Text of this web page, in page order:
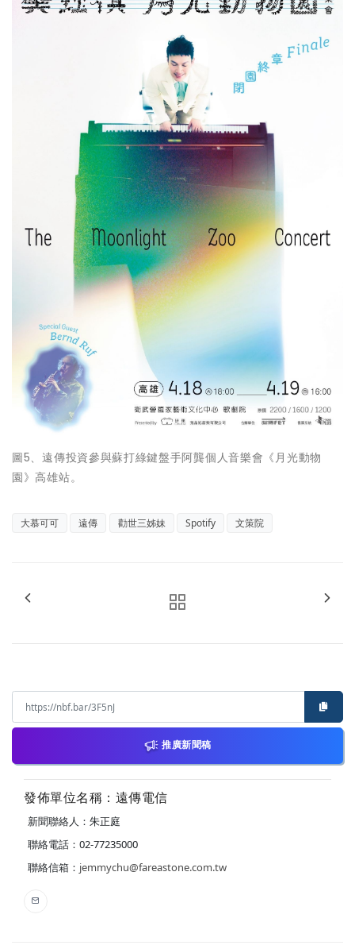
圖5、遠傳投資參與蘇打綠鍵盤手阿龔個人音樂會《月光動物
園》高雄站。
大慕可可 遠傳 勸世三姊妹 Spotify 文策院
推廣新聞稿
發佈單位名稱：遠傳電信
新聞聯絡人：朱正庭
聯絡電話：02-77235000
聯絡信箱： jemmychu@fareastone.com.tw